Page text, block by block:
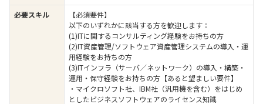
必要スキル
【必須要件】
以下のいずれかに該当する方を歓迎します：
(1)ITに関するコンサルティング経験をお持ちの方
(2)IT資産管理/ソフトウェア資産管理システムの導入・運
用経験をお持ちの方
(3)ITインフラ（サーバ／ネットワーク）の導入・構築・
運用・保守経験をお持ちの方【あると望ましい要件】
・マイクロソフト社、IBM社（汎用機を含む）をはじめ
としたビジネスソフトウェアのライセンス知識